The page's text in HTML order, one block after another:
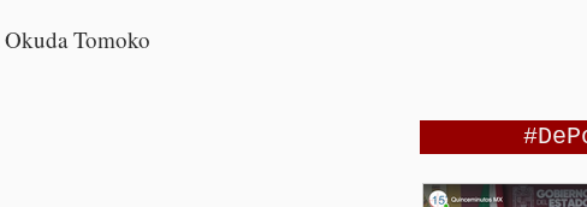
Okuda Tomoko